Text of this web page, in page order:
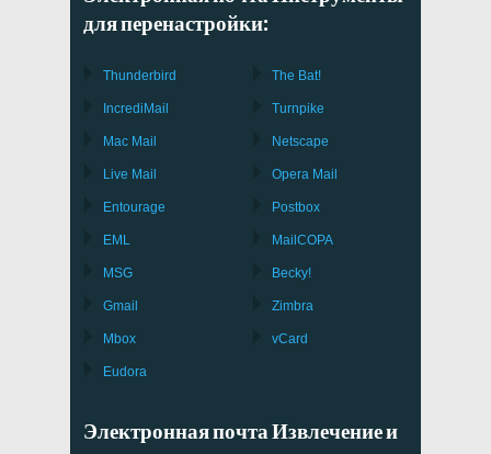
для перенастройки:
Thunderbird
IncrediMail
Mac Mail
Live Mail
Entourage
EML
MSG
Gmail
Mbox
Eudora
The Bat!
Turnpike
Netscape
Opera Mail
Postbox
MailCOPA
Becky!
Zimbra
vCard
Электронная почта Извлечение и